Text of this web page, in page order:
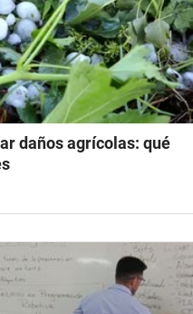
daños agrícolas: qué